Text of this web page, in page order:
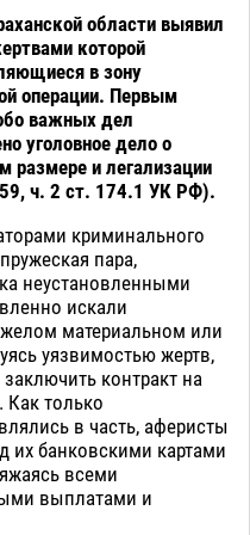
области выявил
которой
в зону
операции. Первым
важных дел
уголовное дело о
размере и легализации
ч. 2 ст. 174.1 УК РФ).
криминального
пара,
неустановленными
искали
материальном или
уязвимостью жертв,
контракт на
только
в часть, аферисты
их банковскими картами
всеми
выплатами и